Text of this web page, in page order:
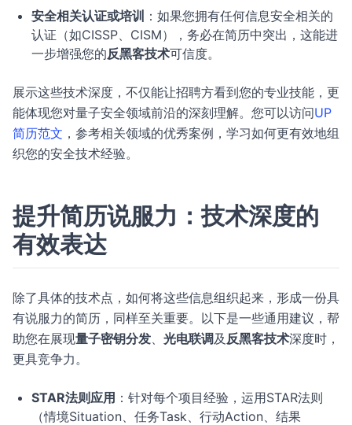
安全相关认证或培训 ：如果您拥有任何信息安全相关的
认证（如CISSP、CISM），务必在简历中突出，这能进
一步增强您的反黑客技术可信度。
展示这些技术深度，不仅能让招聘方看到您的专业技能，更
能体现您对量子安全领域前沿的深刻理解。您可以访问UP
简历范文 ，参考相关领域的优秀案例，学习如何更有效地组
织您的安全技术经验。
提升简历说服力：技术深度的
有效表达
除了具体的技术点，如何将这些信息组织起来，形成一份具
有说服力的简历，同样至关重要。以下是一些通用建议，帮
助您在展现量子密钥分发、 光电联调及 反黑客技术深度时，
更具竞争力。
STAR法则应用 ：针对每个项目经验，运用STAR法则
（情境Situation、任务Task、行动Action、结果